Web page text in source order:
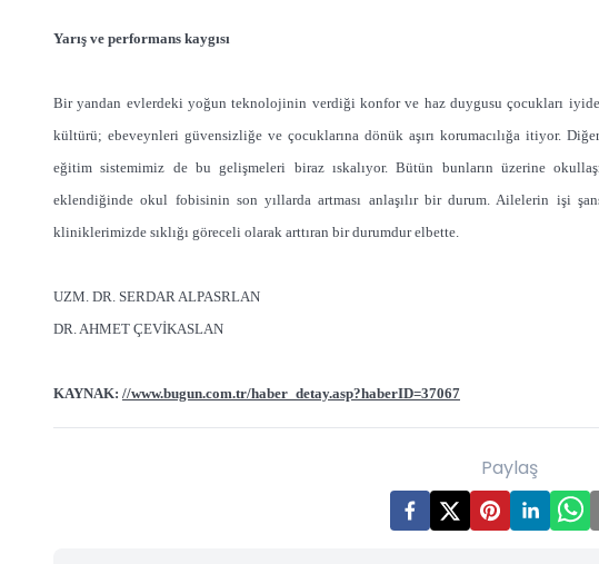
Yarış ve performans kaygısı
Bir yandan evlerdeki yoğun teknolojinin verdiği konfor ve haz duygusu çocukları
kültürü; ebeveynleri güvensizliğe ve çocuklarına dönük aşırı korumacılığa itiyor.
eğitim sistemimiz de bu gelişmeleri biraz ıskalıyor. Bütün bunların üzerine
eklendiğinde okul fobisinin son yıllarda artması anlaşılır bir durum. Ailelerin işi
kliniklerimizde sıklığı göreceli olarak arttıran bir durumdur elbette.
UZM. DR. SERDAR ALPASRLAN
DR. AHMET ÇEVİKASLAN
KAYNAK: //www.bugun.com.tr/haber_detay.asp?haberID=37067
Paylaş